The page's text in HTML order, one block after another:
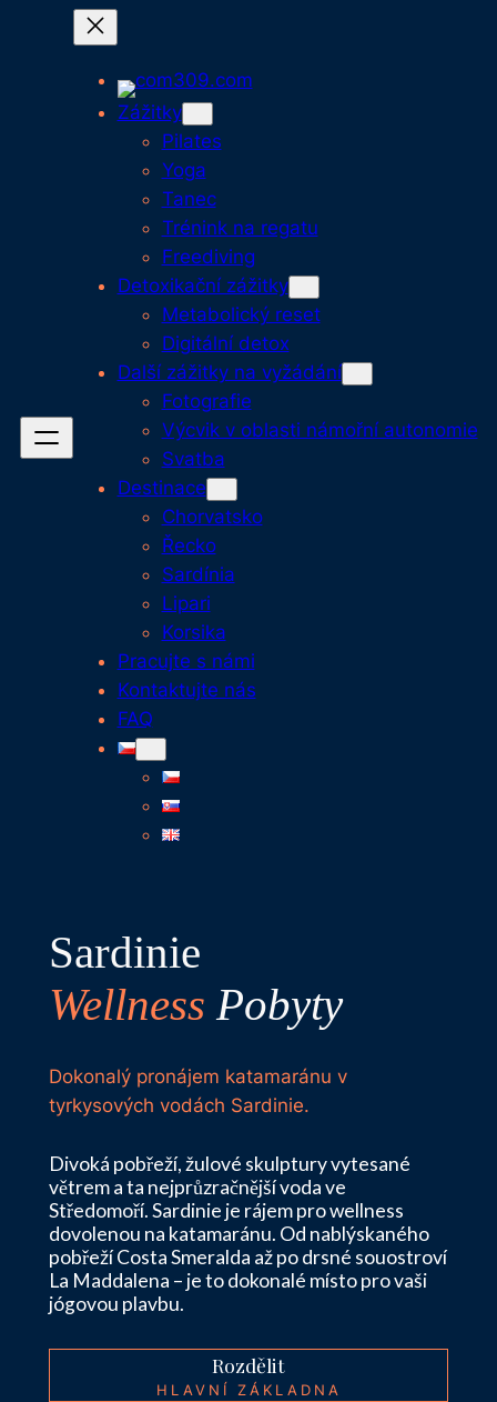
Přeskočit
Zážitky
Pilates
Yoga
Tanec
Trénink na regatu
Freediving
Detoxikační zážitky
Metabolický reset
Digitální detox
Další zážitky na vyžádání
Fotografie
Výcvik v oblasti námořní autonomie
Svatba
Destinace
Chorvatsko
Řecko
Sardínia
Lipari
Korsika
Pracujte s námi
Kontaktujte nás
FAQ
Sardinie
WellnessPobyty
Dokonalý pronájem katamaránu v
tyrkysových vodách Sardinie.
Divoká pobřeží, žulové skulptury vytesané
větrem a ta nejprůzračnější voda ve
Středomoří. Sardinie je rájem pro wellness
dovolenou na katamaránu. Od nablýskaného
pobřeží Costa Smeralda až po drsné souostroví
La Maddalena – je to dokonalé místo pro vaši
jógovou plavbu.
Rozdělit
HLAVNÍ ZÁKLADNA